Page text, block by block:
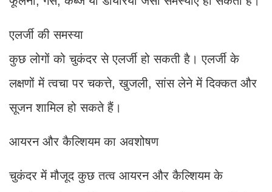
एलर्जी की समस्या
कुछ लोगों को चुकंदर से एलर्जी हो सकती है। एलर्जी के
लक्षणों में त्वचा पर चकत्ते, खुजली, सांस लेने में दिक्कत और
सूजन शामिल हो सकते हैं।
आयरन और कैल्शियम का अवशोषण
चुकंदर में मौजूद कुछ तत्व आयरन और कैल्शियम के